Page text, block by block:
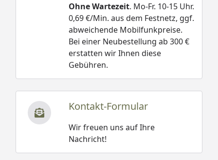
Ohne Wartezeit. Mo-Fr. 10-15 Uhr.
0,69 €/Min. aus dem Festnetz, ggf.
abweichende Mobilfunkpreise.
Bei einer Neubestellung ab 300 €
erstatten wir Ihnen diese
Gebühren.
Kontakt-Formular
Wir freuen uns auf Ihre
Nachricht!